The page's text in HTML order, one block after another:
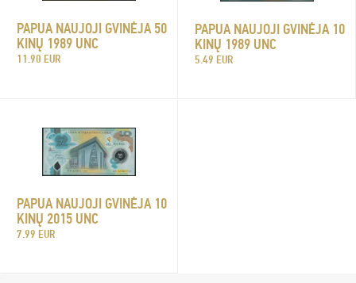
PAPUA NAUJOJI GVINĖJA 50
KINŲ 1989 UNC
11.90 EUR
PAPUA NAUJOJI GVINĖJA 10
KINŲ 1989 UNC
5.49 EUR
PAPUA NAUJOJI GVINĖJA 10
KINŲ 2015 UNC
7.99 EUR